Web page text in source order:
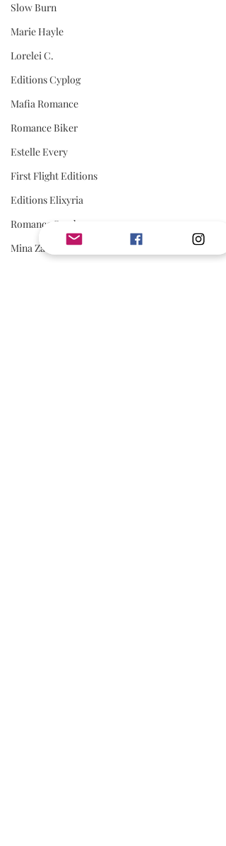
Slow Burn
Marie Hayle
Lorelei C.
Editions Cyplog
Mafia Romance
Romance Biker
Estelle Every
First Flight Editions
Editions Elixyria
Romance Sombre
Mina Zadig